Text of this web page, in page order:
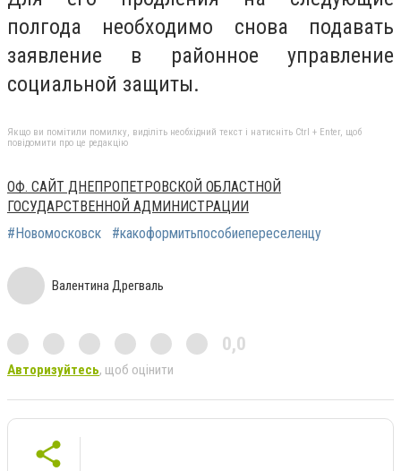
полгода необходимо снова подавать
заявление в районное управление
социальной защиты.
Якщо ви помітили помилку, виділіть необхідний текст і натисніть Ctrl + Enter, щоб
повідомити про це редакцію
ОФ. САЙТ ДНЕПРОПЕТРОВСКОЙ ОБЛАСТНОЙ
ГОСУДАРСТВЕННОЙ АДМИНИСТРАЦИИ
#Новомосковск
#какоформитьпособиепереселенцу
Валентина Дрегваль
0,0
Авторизуйтесь, щоб оцінити